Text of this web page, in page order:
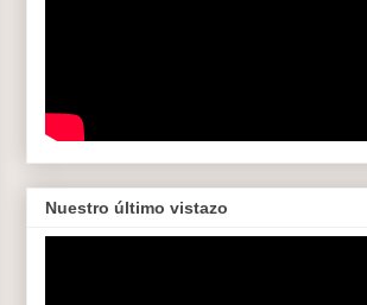
Nuestro último vistazo